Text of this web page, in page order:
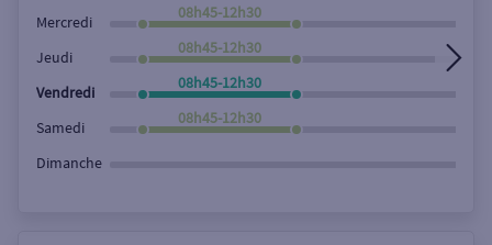
Mercredi
08h45-12h30
Jeudi
08h45-12h30
Vendredi
08h45-12h30
Samedi
08h45-12h30
Dimanche